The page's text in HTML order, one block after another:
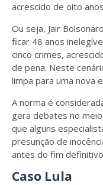
acrescido de oito
Ou seja, Jair
ficar 48 anos
cinco crimes,
de pena. Neste
limpa para uma nova
A norma é
gera debates no
que alguns
presunção de
antes do fim
Caso Lula